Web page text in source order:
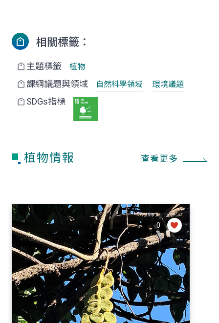
相關標籤：
主題標籤 植物
課綱議題與領域 自然科學領域 環境議題
SDGs指標
植物情報 查看更多
0